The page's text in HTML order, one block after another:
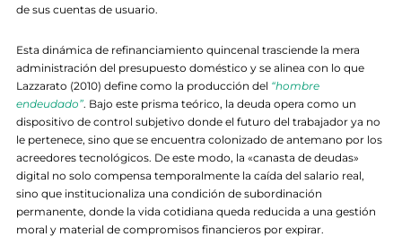
de sus cuentas de usuario.
Esta dinámica de refinanciamiento quincenal trasciende la mera
administración del presupuesto doméstico y se alinea con lo que
Lazzarato (2010) define como la producción del “hombre
endeudado”. Bajo este prisma teórico, la deuda opera como un
dispositivo de control subjetivo donde el futuro del trabajador ya no
le pertenece, sino que se encuentra colonizado de antemano por los
acreedores tecnológicos. De este modo, la «canasta de deudas»
digital no solo compensa temporalmente la caída del salario real,
sino que institucionaliza una condición de subordinación
permanente, donde la vida cotidiana queda reducida a una gestión
moral y material de compromisos financieros por expirar.